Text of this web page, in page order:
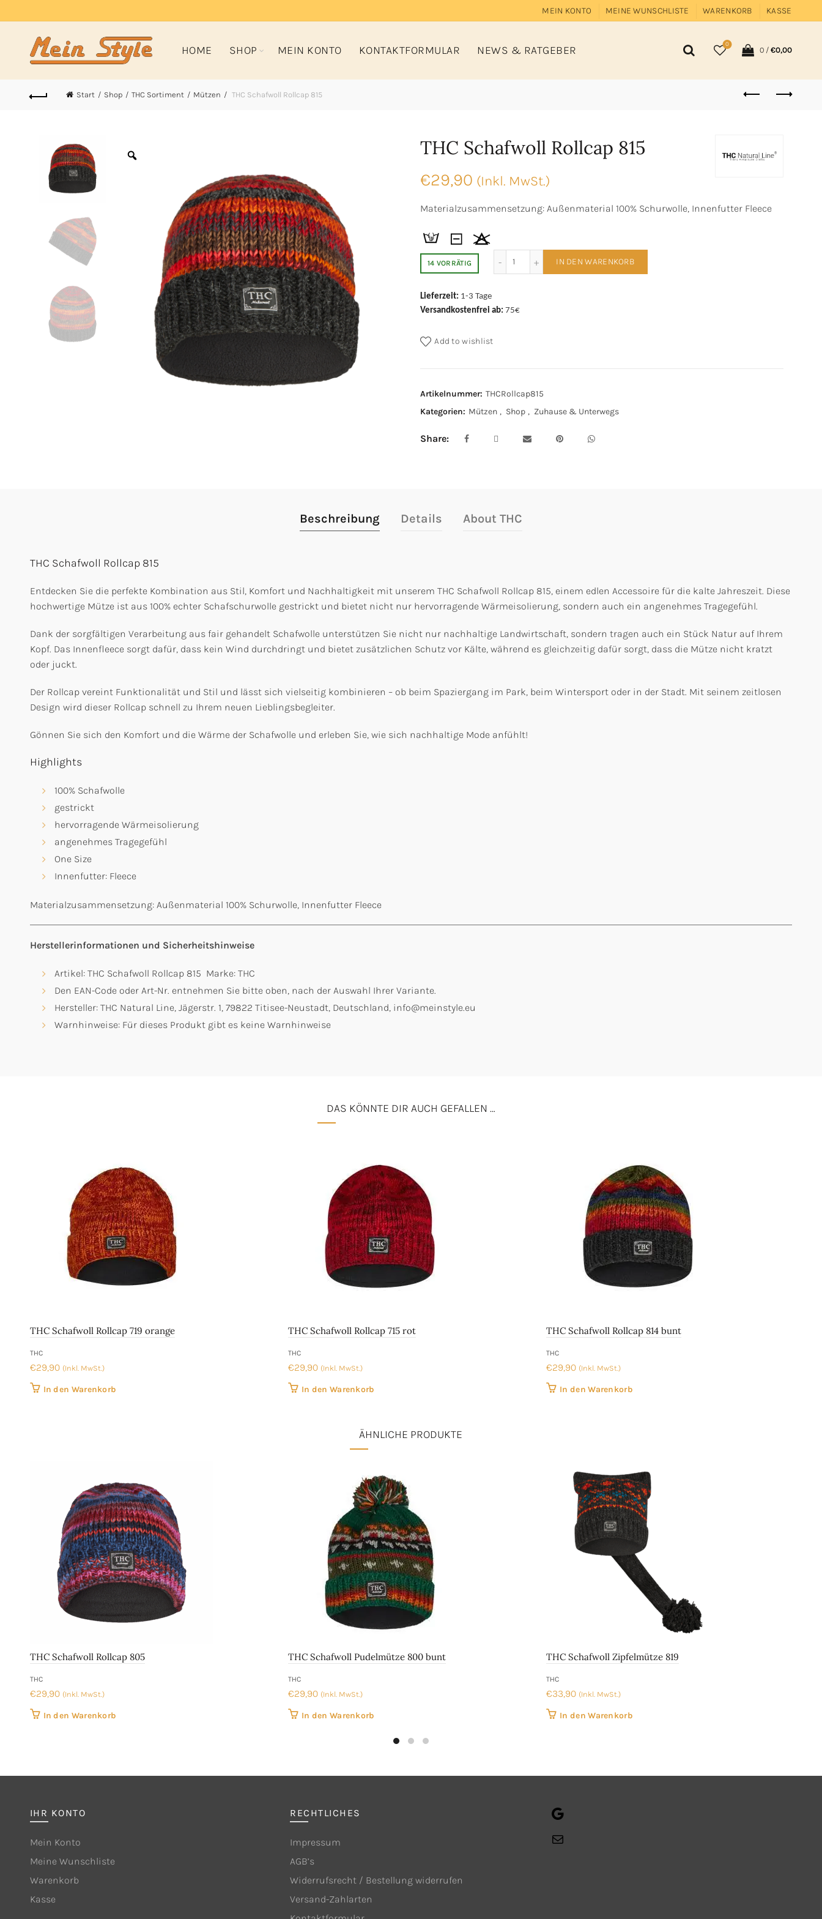
MEIN KONTO MEINE WUNSCHLISTE WARENKORB KASSE
HOME SHOP MEIN KONTO KONTAKTFORMULAR NEWS & RATGEBER 0
0 / €0,00
Start Shop THC Sortiment Mützen THC Schafwoll Rollcap 815
THC Schafwoll Rollcap 815
€29,90 (Inkl. MwSt.)
Materialzusammensetzung: Außenmaterial 100% Schurwolle, Innenfutter Fleece
14 VORRÄTIG IN DEN WARENKORB
Lieferzeit: 1-3 Tage
Versandkostenfrei ab: 75€
Add to wishlist
Artikelnummer: THCRollcap815
Kategorien: Mützen , Shop , Zuhause & Unterwegs
Share
Beschreibung Details About THC
THC Schafwoll Rollcap 815
Entdecken Sie die perfekte Kombination aus Stil, Komfort und Nachhaltigkeit mit unserem THC Schafwoll Rollcap 815, einem edlen Accessoire für die kalte Jahreszeit. Diese
hochwertige Mütze ist aus 100% echter Schafschurwolle gestrickt und bietet nicht nur hervorragende Wärmeisolierung, sondern auch ein angenehmes Tragegefühl.
Dank der sorgfältigen Verarbeitung aus fair gehandelt Schafwolle unterstützen Sie nicht nur nachhaltige Landwirtschaft, sondern tragen auch ein Stück Natur auf Ihrem
Kopf. Das Innenfleece sorgt dafür, dass kein Wind durchdringt und bietet zusätzlichen Schutz vor Kälte, während es gleichzeitig dafür sorgt, dass die Mütze nicht kratzt
oder juckt.
Der Rollcap vereint Funktionalität und Stil und lässt sich vielseitig kombinieren – ob beim Spaziergang im Park, beim Wintersport oder in der Stadt. Mit seinem zeitlosen
Design wird dieser Rollcap schnell zu Ihrem neuen Lieblingsbegleiter.
Gönnen Sie sich den Komfort und die Wärme der Schafwolle und erleben Sie, wie sich nachhaltige Mode anfühlt!
Highlights
100% Schafwolle
gestrickt
hervorragende Wärmeisolierung
angenehmes Tragegefühl
One Size
Innenfutter: Fleece
Materialzusammensetzung: Außenmaterial 100% Schurwolle, Innenfutter Fleece
Herstellerinformationen und Sicherheitshinweise
Artikel: THC Schafwoll Rollcap 815 Marke: THC
Den EAN-Code oder Art-Nr. entnehmen Sie bitte oben, nach der Auswahl Ihrer Variante.
Hersteller: THC Natural Line, Jägerstr. 1, 79822 Titisee-Neustadt, Deutschland, info@meinstyle.eu
Warnhinweise: Für dieses Produkt gibt es keine Warnhinweise
DAS KÖNNTE DIR AUCH GEFALLEN …
THC Schafwoll Rollcap 719 orange
THC
€29,90 (Inkl. MwSt.)
In den Warenkorb
THC Schafwoll Rollcap 715 rot
THC
€29,90 (Inkl. MwSt.)
In den Warenkorb
THC Schafwoll Rollcap 814 bunt
THC
€29,90 (Inkl. MwSt.)
In den Warenkorb
ÄHNLICHE PRODUKTE
THC Schafwoll Rollcap 805
THC
€29,90 (Inkl. MwSt.)
In den Warenkorb
THC Schafwoll Pudelmütze 800 bunt
THC
€29,90 (Inkl. MwSt.)
In den Warenkorb
THC Schafwoll Zipfelmütze 819
THC
€33,90 (Inkl. MwSt.)
In den Warenkorb
IHR KONTO
Mein Konto
Meine Wunschliste
Warenkorb
Kasse
RECHTLICHES
Impressum
AGB’s
Widerrufsrecht / Bestellung widerrufen
Versand-Zahlarten